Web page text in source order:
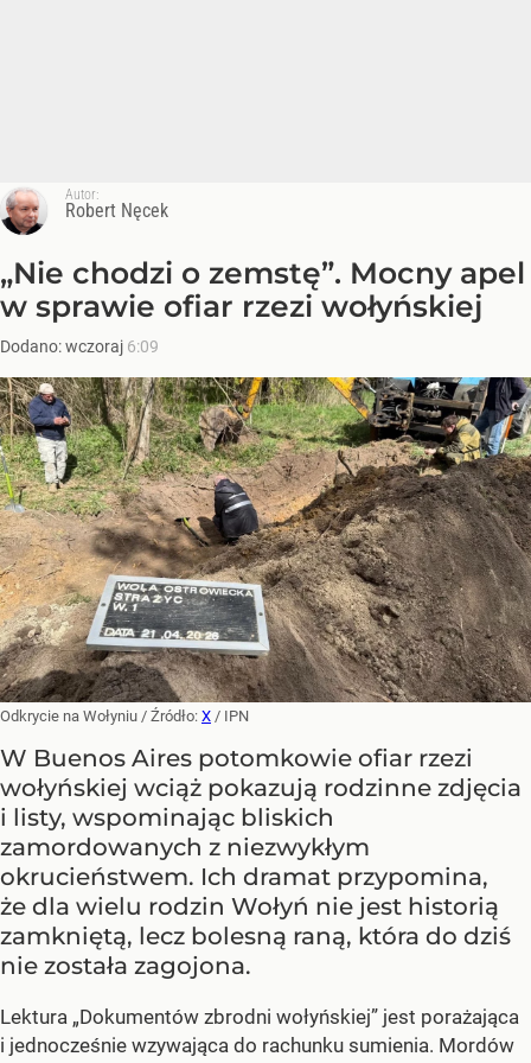
Autor:
Robert Nęcek
„Nie chodzi o zemstę”. Mocny apel
w sprawie ofiar rzezi wołyńskiej
Dodano:wczoraj 6:09
Odkrycie na Wołyniu / Źródło: X / IPN
W Buenos Aires potomkowie ofiar rzezi
wołyńskiej wciąż pokazują rodzinne zdjęcia
i listy, wspominając bliskich
zamordowanych z niezwykłym
okrucieństwem. Ich dramat przypomina,
że dla wielu rodzin Wołyń nie jest historią
zamkniętą, lecz bolesną raną, która do dziś
nie została zagojona.
Lektura „Dokumentów zbrodni wołyńskiej” jest porażająca
i jednocześnie wzywająca do rachunku sumienia. Mordów